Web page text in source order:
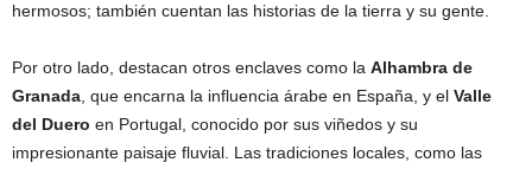
hermosos; también cuentan las historias de la tierra y su gente.
Por otro lado, destacan otros enclaves como la Alhambra de
Granada, que encarna la influencia árabe en España, y el Valle
del Duero en Portugal, conocido por sus viñedos y su
impresionante paisaje fluvial. Las tradiciones locales, como las